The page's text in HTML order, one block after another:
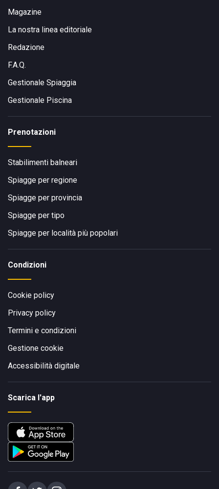
Magazine
La nostra linea editoriale
Redazione
F.A.Q.
Gestionale Spiaggia
Gestionale Piscina
Prenotazioni
Stabilimenti balneari
Spiagge per regione
Spiagge per provincia
Spiagge per tipo
Spiagge per località più popolari
Condizioni
Cookie policy
Privacy policy
Termini e condizioni
Gestione cookie
Accessibilità digitale
Scarica l'app